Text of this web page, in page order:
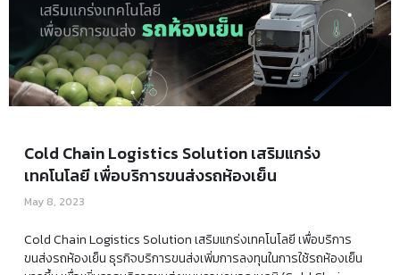
Cold Chain Logistics Solution เสริมแกร่ง
เทคโนโลยี เพื่อบริการขนส่งรถห้องเย็น
May 8, 2023
Cold Chain Logistics Solution เสริมแกร่งเทคโนโลยี เพื่อบริการ
ขนส่งรถห้องเย็น ธุรกิจบริการขนส่งเพิ่มการลงทุนในการใช้รถห้องเย็น